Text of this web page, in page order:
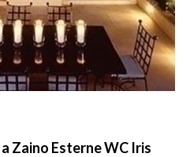
Zaino Esterne WC Iris